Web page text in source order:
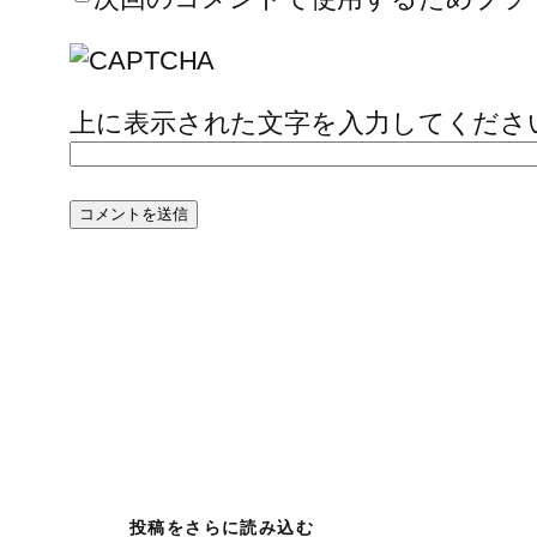
上に表示された文字を入力してくださ
投稿をさらに読み込む